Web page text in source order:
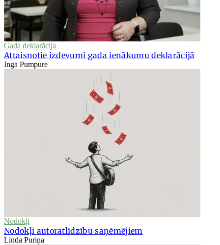
Gada deklarācija
Attaisnotie izdevumi gada ienākumu deklarācijā
Inga Pumpure
Nodokļi
Nodokļi autoratlīdzību saņēmējiem
Linda Puriņa